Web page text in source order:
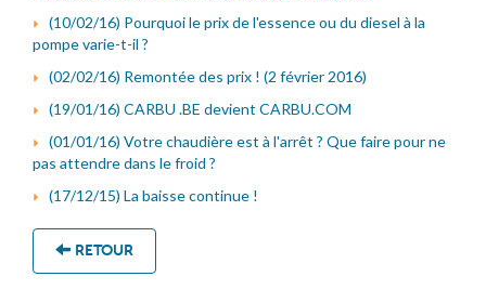
(10/02/16) Pourquoi le prix de l'essence ou du diesel à la
pompe varie-t-il ?
(02/02/16) Remontée des prix ! (2 février 2016)
(19/01/16) CARBU .BE devient CARBU.COM
(01/01/16) Votre chaudière est à l'arrêt ? Que faire pour ne
pas attendre dans le froid ?
(17/12/15) La baisse continue !
RETOUR